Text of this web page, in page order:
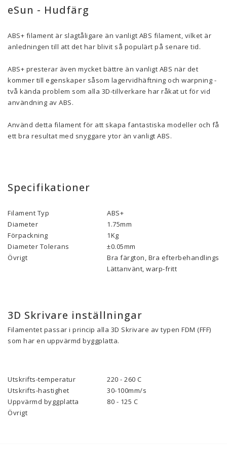
eSun - Hudfärg
ABS+ filament är slagtåligare än vanligt ABS filament, vilket är
anledningen till att det har blivit så populärt på senare tid.
ABS+ presterar även mycket bättre än vanligt ABS när det
kommer till egenskaper såsom lagervidhäftning och warpning -
två kända problem som alla 3D-tillverkare har råkat ut för vid
användning av ABS.
Använd detta filament för att skapa fantastiska modeller och få
ett bra resultat med snyggare ytor än vanligt ABS.
Specifikationer
Filament Typ
ABS+
Diameter
1.75mm
Förpackning
1Kg
Diameter Tolerans
±0.05mm
Övrigt
Bra färgton, Bra efterbehandlings-
Lättanvänt, warp-fritt
3D Skrivare inställningar
Filamentet passar i princip alla 3D Skrivare av typen FDM (FFF)
som har en uppvärmd byggplatta.
Utskrifts-temperatur
220 - 260 C
Utskrifts-hastighet
30-100mm/s
Uppvärmd byggplatta
80 - 125 C
Övrigt